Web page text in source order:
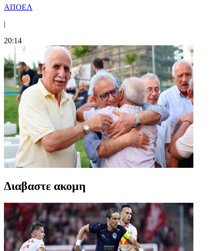
ΑΠΟΕΛ
|
20:14
Διαβαστε ακομη